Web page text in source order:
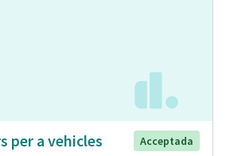
per a vehicles
Acceptada